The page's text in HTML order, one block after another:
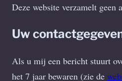
Deze website verzamelt geen
Uw
Als u mij een bericht stuurt
het 7 jaar bewaren (zie de